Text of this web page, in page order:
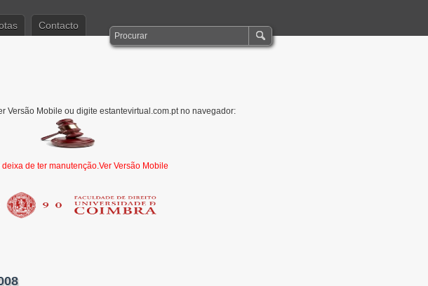
Contacto
Versão Mobile ou digite estantevirtual.com.pt no navegador:
de ter manutenção.Ver Versão Mobile